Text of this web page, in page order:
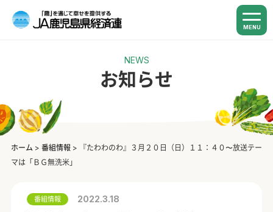
MENU
NEWS
お知らせ
ホーム > 番組情報 >
『たわわのわ』３月２０日（日）１１：４０〜放送テー
マは「ＢＧ無洗米」
番組情報 2022.3.18